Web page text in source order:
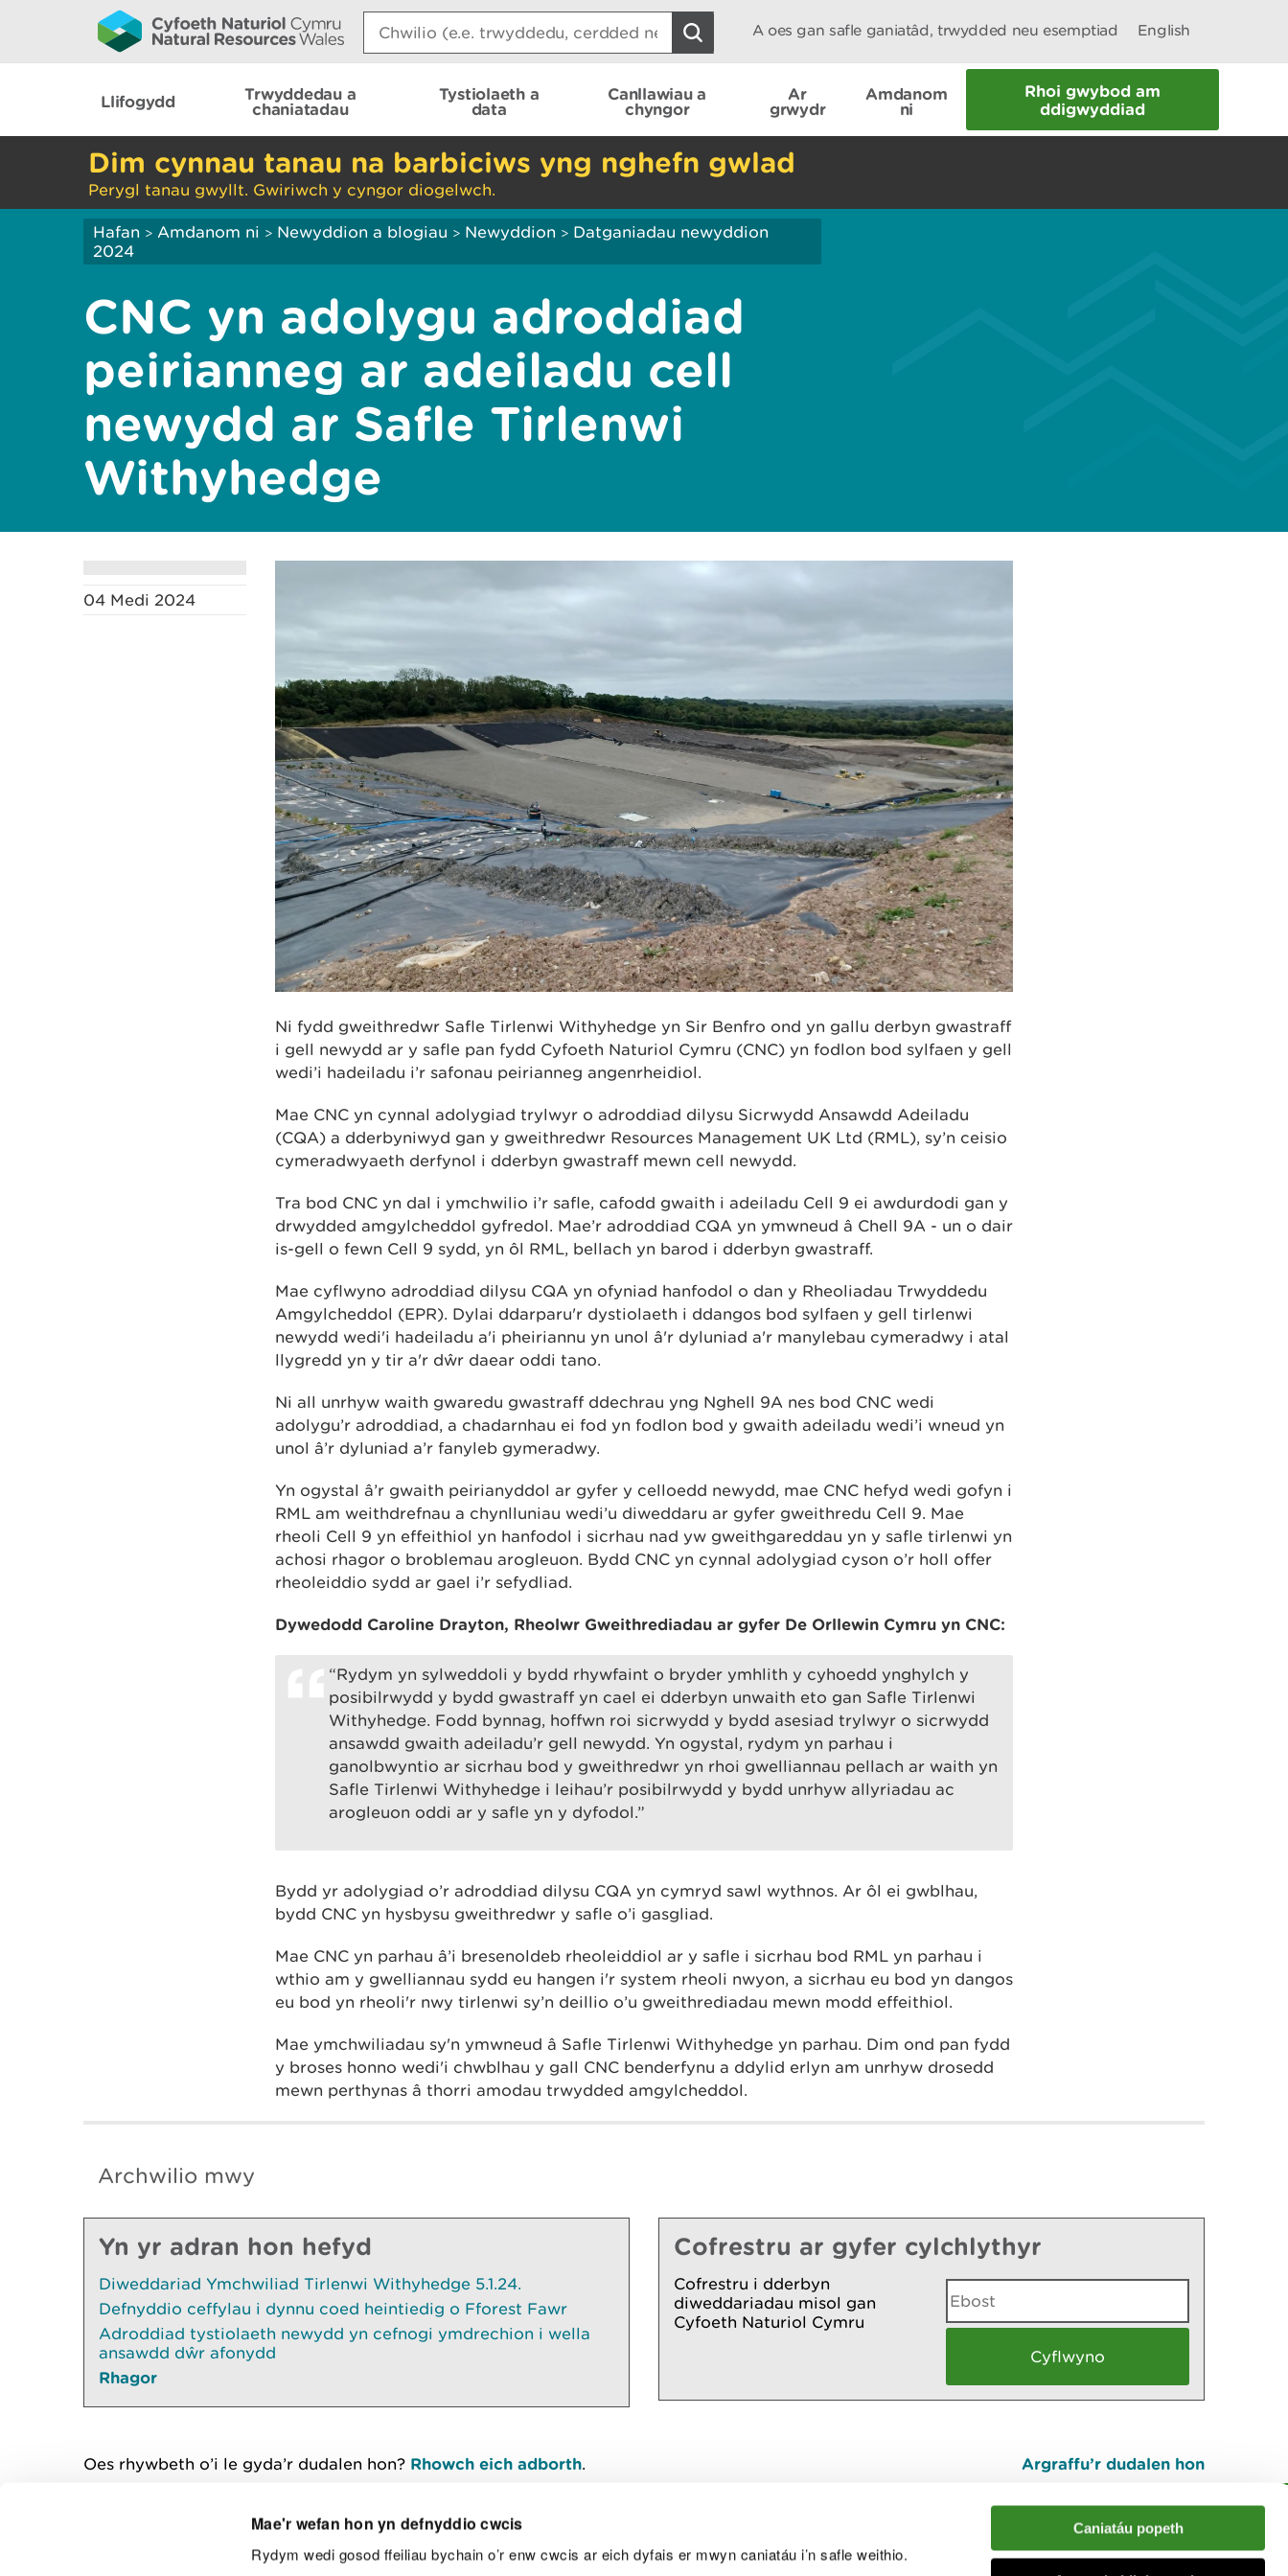
Mae'r wefan hon yn defnyddio cwcis
Rydym wedi gosod ffeiliau bychain o’r enw cwcis ar eich dyfais er mwyn caniatáu i’n safle weithio.
Caniatáu popeth
Search:
A oes gan safle ganiatâd, trwydded neu esemptiad English
Llifogydd
Trwyddedau a
chaniatadau
Tystiolaeth a
data
Canllawiau a
chyngor
Ar
grwydr
Amdanom
ni
Rhoi gwybod am
ddigwyddiad
Dim cynnau tanau na barbiciws yng nghefn gwlad
Perygl tanau gwyllt. Gwiriwch y cyngor diogelwch.
Hafan > Amdanom ni > Newyddion a blogiau > Newyddion > Datganiadau newyddion
2024
CNC yn adolygu adroddiad
peirianneg ar adeiladu cell
newydd ar Safle Tirlenwi
Withyhedge
04 Medi 2024
Ni fydd gweithredwr Safle Tirlenwi Withyhedge yn Sir Benfro ond yn gallu derbyn gwastraff
i gell newydd ar y safle pan fydd Cyfoeth Naturiol Cymru (CNC) yn fodlon bod sylfaen y gell
wedi’i hadeiladu i’r safonau peirianneg angenrheidiol.
Mae CNC yn cynnal adolygiad trylwyr o adroddiad dilysu Sicrwydd Ansawdd Adeiladu
(CQA) a dderbyniwyd gan y gweithredwr Resources Management UK Ltd (RML), sy’n ceisio
cymeradwyaeth derfynol i dderbyn gwastraff mewn cell newydd.
Tra bod CNC yn dal i ymchwilio i’r safle, cafodd gwaith i adeiladu Cell 9 ei awdurdodi gan y
drwydded amgylcheddol gyfredol. Mae’r adroddiad CQA yn ymwneud â Chell 9A - un o dair
is-gell o fewn Cell 9 sydd, yn ôl RML, bellach yn barod i dderbyn gwastraff.
Mae cyflwyno adroddiad dilysu CQA yn ofyniad hanfodol o dan y Rheoliadau Trwyddedu
Amgylcheddol (EPR). Dylai ddarparu'r dystiolaeth i ddangos bod sylfaen y gell tirlenwi
newydd wedi'i hadeiladu a'i pheiriannu yn unol â'r dyluniad a'r manylebau cymeradwy i atal
llygredd yn y tir a'r dŵr daear oddi tano.
Ni all unrhyw waith gwaredu gwastraff ddechrau yng Nghell 9A nes bod CNC wedi
adolygu’r adroddiad, a chadarnhau ei fod yn fodlon bod y gwaith adeiladu wedi’i wneud yn
unol â’r dyluniad a’r fanyleb gymeradwy.
Yn ogystal â’r gwaith peirianyddol ar gyfer y celloedd newydd, mae CNC hefyd wedi gofyn i
RML am weithdrefnau a chynlluniau wedi’u diweddaru ar gyfer gweithredu Cell 9. Mae
rheoli Cell 9 yn effeithiol yn hanfodol i sicrhau nad yw gweithgareddau yn y safle tirlenwi yn
achosi rhagor o broblemau arogleuon. Bydd CNC yn cynnal adolygiad cyson o’r holl offer
rheoleiddio sydd ar gael i’r sefydliad.
Dywedodd Caroline Drayton, Rheolwr Gweithrediadau ar gyfer De Orllewin Cymru yn CNC:
“Rydym yn sylweddoli y bydd rhywfaint o bryder ymhlith y cyhoedd ynghylch y
posibilrwydd y bydd gwastraff yn cael ei dderbyn unwaith eto gan Safle Tirlenwi
Withyhedge. Fodd bynnag, hoffwn roi sicrwydd y bydd asesiad trylwyr o sicrwydd
ansawdd gwaith adeiladu’r gell newydd. Yn ogystal, rydym yn parhau i
ganolbwyntio ar sicrhau bod y gweithredwr yn rhoi gwelliannau pellach ar waith yn
Safle Tirlenwi Withyhedge i leihau’r posibilrwydd y bydd unrhyw allyriadau ac
arogleuon oddi ar y safle yn y dyfodol.”
Bydd yr adolygiad o’r adroddiad dilysu CQA yn cymryd sawl wythnos. Ar ôl ei gwblhau,
bydd CNC yn hysbysu gweithredwr y safle o’i gasgliad.
Mae CNC yn parhau â’i bresenoldeb rheoleiddiol ar y safle i sicrhau bod RML yn parhau i
wthio am y gwelliannau sydd eu hangen i'r system rheoli nwyon, a sicrhau eu bod yn dangos
eu bod yn rheoli'r nwy tirlenwi sy’n deillio o’u gweithrediadau mewn modd effeithiol.
Mae ymchwiliadau sy'n ymwneud â Safle Tirlenwi Withyhedge yn parhau. Dim ond pan fydd
y broses honno wedi'i chwblhau y gall CNC benderfynu a ddylid erlyn am unrhyw drosedd
mewn perthynas â thorri amodau trwydded amgylcheddol.
Archwilio mwy
Yn yr adran hon hefyd
Diweddariad Ymchwiliad Tirlenwi Withyhedge 5.1.24.
Defnyddio ceffylau i dynnu coed heintiedig o Fforest Fawr
Adroddiad tystiolaeth newydd yn cefnogi ymdrechion i wella
ansawdd dŵr afonydd
Rhagor
Cofrestru ar gyfer cylchlythyr
Cofrestru i dderbyn
diweddariadau misol gan
Cyfoeth Naturiol Cymru
Oes rhywbeth o’i le gyda’r dudalen hon? Rhowch eich adborth. Argraffu’r dudalen hon
I fyny